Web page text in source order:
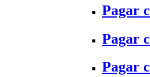
Pagar
Pagar
Pagar